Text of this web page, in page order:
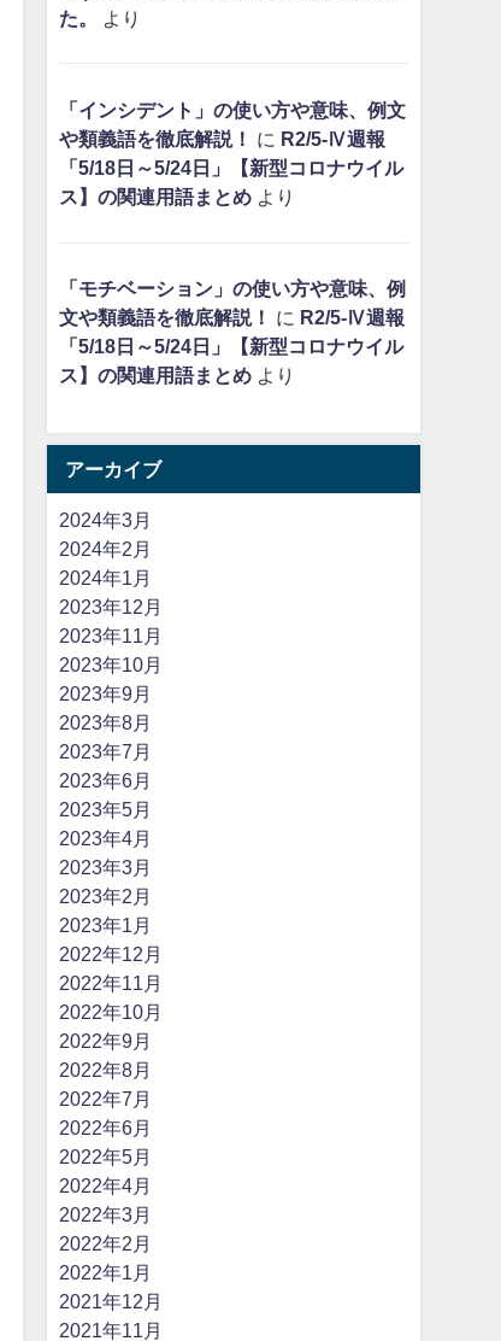
た。
より
「インシデント」の使い方や意味、例文
や類義語を徹底解説！
に R2/5-Ⅳ週報
「5/18日～5/24日」【新型コロナウイル
ス】の関連用語まとめより
「モチベーション」の使い方や意味、例
文や類義語を徹底解説！
に R2/5-Ⅳ週報
「5/18日～5/24日」【新型コロナウイル
ス】の関連用語まとめより
アーカイブ
2024年3月
2024年2月
2024年1月
2023年12月
2023年11月
2023年10月
2023年9月
2023年8月
2023年7月
2023年6月
2023年5月
2023年4月
2023年3月
2023年2月
2023年1月
2022年12月
2022年11月
2022年10月
2022年9月
2022年8月
2022年7月
2022年6月
2022年5月
2022年4月
2022年3月
2022年2月
2022年1月
2021年12月
2021年11月